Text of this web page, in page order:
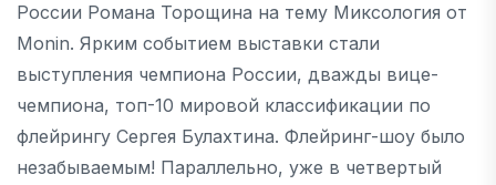
России Романа Торощина на тему Миксология от
Monin. Ярким событием выставки стали
выступления чемпиона России, дважды вице-
чемпиона, топ-10 мировой классификации по
флейрингу Сергея Булахтина. Флейринг-шоу было
незабываемым! Параллельно, уже в четвертый